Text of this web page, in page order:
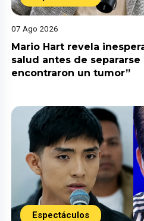
07 Ago 2026
Mario Hart revela
salud antes de separarse
encontraron un tumor”
Espectáculos